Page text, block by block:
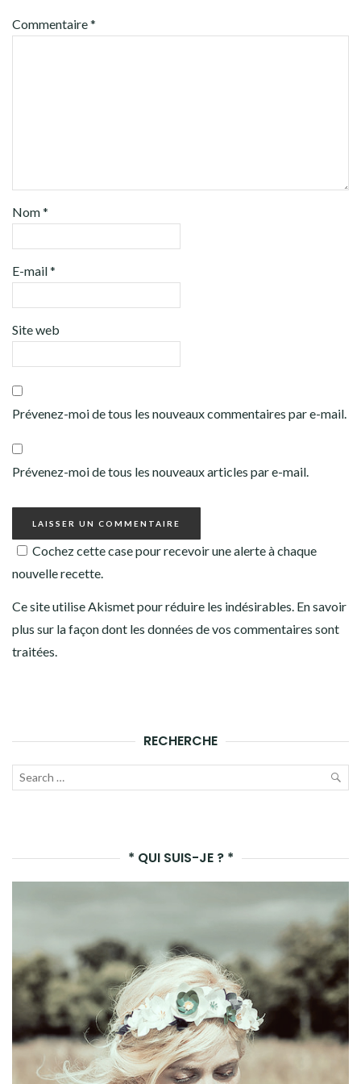
Commentaire*
Nom*
E-mail*
Site web
Prévenez-moi de tous les nouveaux commentaires par e-mail.
Prévenez-moi de tous les nouveaux articles par e-mail.
Cochez cette case pour recevoir une alerte à chaque
nouvelle recette.
Ce site utilise Akismet pour réduire les indésirables. En savoir
plus sur la façon dont les données de vos commentaires sont
traitées.
RECHERCHE
Recherche
* QUI SUIS-JE ? *